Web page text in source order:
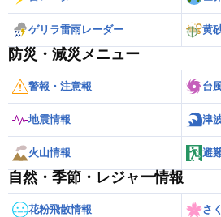
ゲリラ雷雨レーダー 黄
防災・減災メニュー
警報・注意報 台
地震情報 津
火山情報 避
自然・季節・レジャー情報
花粉飛散情報 さ